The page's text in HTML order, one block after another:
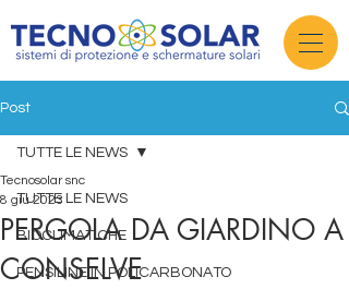
Post
TUTTE LE NEWS
BIOCLIMATICHE
PENSILINE IN POLICARBONATO
TUTTE LE NEWS
PERGOLA DA GIARDINO A
CONSELVE
Tecnosolar snc
8 giu 2023